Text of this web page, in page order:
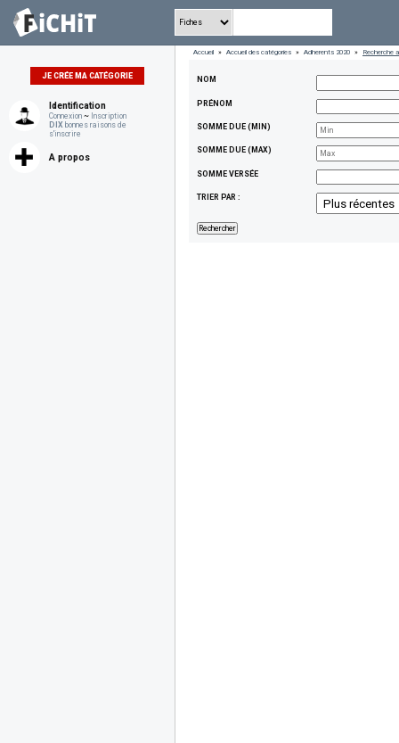
JE CRÉE MA CATÉGORIE
Identification
Connexion ~ Inscription
DIX bonnes raisons de
s'inscrire
A propos
Accueil » Accueil des catégories » Adherents 2020 » Recherche
NOM
PRÉNOM
SOMME DUE (MIN)
SOMME DUE (MAX)
SOMME VERSÉE
TRIER PAR :